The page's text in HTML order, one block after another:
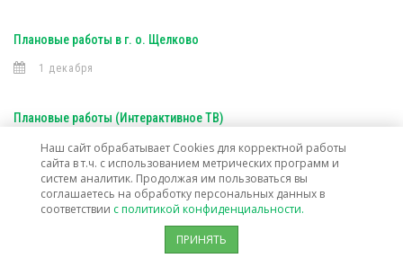
Плановые работы в г. о. Щелково
1 декабря
Плановые работы (Интерактивное ТВ)
29 ноября
Плановые работы в г. Электросталь
Наш сайт обрабатывает Cookies для корректной работы
сайта в т.ч. с использованием метрических программ и
систем аналитик. Продолжая им пользоваться вы
соглашаетесь на обработку персональных данных в
соответствии с политикой конфиденциальности.
ПРИНЯТЬ